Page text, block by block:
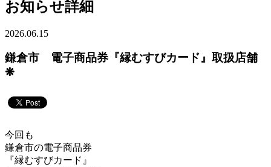
お知らせ詳細
2026.06.15
鎌倉市 電子商品券『縁むすびカード』取扱店舗
❋
今回も
鎌倉市の電子商品券
『縁むすびカード』